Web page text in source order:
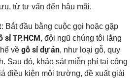
từ tư vấn đến hậu mãi.
: Bắt đầu bằng cuộc gọi hoặc gặp
sỉ TP.HCM, đội ngũ chúng tôi lắng
về gỗ sỉ dự án, như loại gỗ, quy
Sau đó, khảo sát miễn phí tại công
điều kiện môi trường, đề xuất giải